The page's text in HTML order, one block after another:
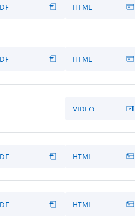
HTML
HTML
VIDEO
HTML
HTML